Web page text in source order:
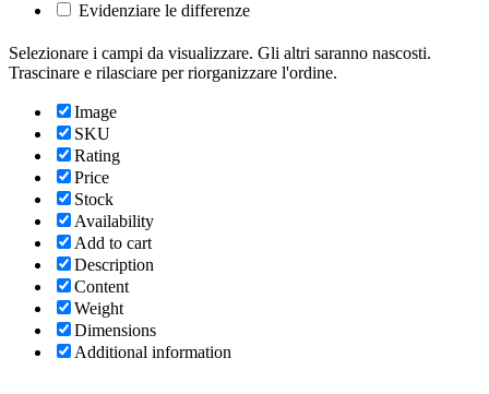
Evidenziare le differenze
Selezionare i campi da visualizzare. Gli altri saranno nascosti.
Trascinare e rilasciare per riorganizzare l'ordine.
Image
SKU
Rating
Price
Stock
Availability
Add to cart
Description
Content
Weight
Dimensions
Additional information